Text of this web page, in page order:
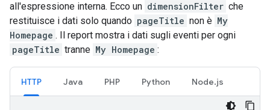
all'espressione interna. Ecco un dimensionFilter che
restituisce i dati solo quando pageTitle non è My
Homepage . Il report mostra i dati sugli eventi per ogni
pageTitle tranne My Homepage :
HTTP Java PHP Python Node.js